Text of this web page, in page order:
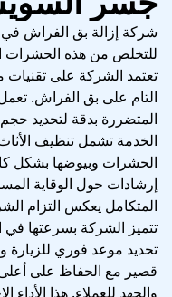
شركة إزالة بق الفراش
للتخلص من هذه الحشرات
تعتمد الشركة على
التام على بق الفراش.
المتضررة بدقة لتحديد
الخدمة تشمل تنظيف
الحشرات وبيوضها بشكل
إرشادات حول الوقاية
المتكامل يعكس التزام
تتميز الشركة بسرعتها في
تحديد موعد فوري للزيارة
قصير مع الحفاظ على أعلى
والجهد للعملاء. هذا الأداء